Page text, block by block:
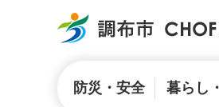
調布市
防災・安全 暮らし